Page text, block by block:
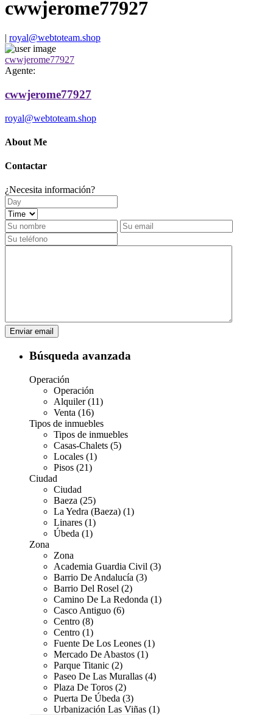
cwwjerome77927
| royal@webtoteam.shop
cwwjerome77927
Agente:
cwwjerome77927
royal@webtoteam.shop
About Me
Contactar
¿Necesita información?
Búsqueda avanzada
Operación
Operación
Alquiler (11)
Venta (16)
Tipos de inmuebles
Tipos de inmuebles
Casas-Chalets (5)
Locales (1)
Pisos (21)
Ciudad
Ciudad
Baeza (25)
La Yedra (Baeza) (1)
Linares (1)
Úbeda (1)
Zona
Zona
Academia Guardia Civil (3)
Barrio De Andalucía (3)
Barrio Del Rosel (2)
Camino De La Redonda (1)
Casco Antiguo (6)
Centro (8)
Centro (1)
Fuente De Los Leones (1)
Mercado De Abastos (1)
Parque Titanic (2)
Paseo De Las Murallas (4)
Plaza De Toros (2)
Puerta De Úbeda (3)
Urbanización Las Viñas (1)